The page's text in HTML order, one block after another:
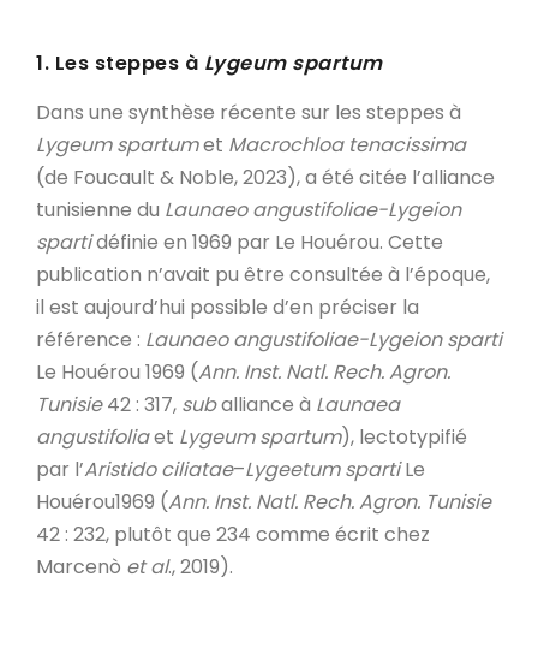
1. Les steppes à Lygeum spartum
Dans une synthèse récente sur les steppes à
Lygeum spartumet Macrochloa tenacissima
(de Foucault & Noble, 2023), a été citée l’alliance
tunisienne du Launaeo angustifoliae-Lygeion
spartidéfinie en 1969 par Le Houérou. Cette
publication n’avait pu être consultée à l’époque,
il est aujourd’hui possible d’en préciser la
référence : Launaeo angustifoliae-Lygeion sparti
Le Houérou 1969 (Ann. Inst. Natl. Rech. Agron.
Tunisie42 : 317, suballiance à Launaea
angustifoliaet Lygeum spartum), lectotypifié
par l’Aristido ciliatae–Lygeetum spartiLe
Houérou1969 (Ann. Inst. Natl. Rech. Agron. Tunisie
42 : 232, plutôt que 234 comme écrit chez
Marcenò et al., 2019).